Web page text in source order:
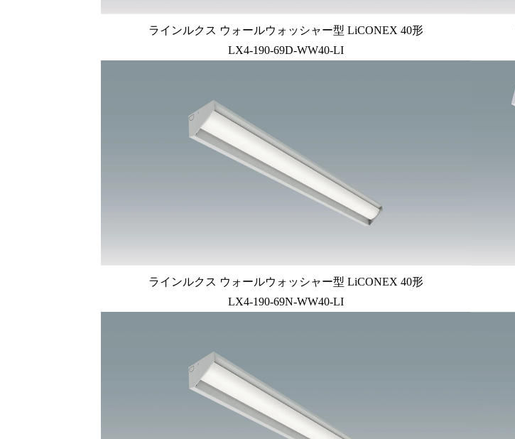
ラインルクス ウォールウォッシャー型 LiCONEX 40形
LX4-190-69D-WW40-LI
ラインルクス ウォールウォッシャー型 LiCONEX 40形
LX4-190-69N-WW40-LI